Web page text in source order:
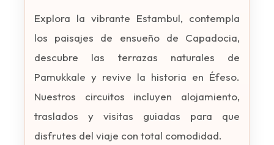
Explora la vibrante Estambul, contempla
los paisajes de ensueño de Capadocia,
descubre las terrazas naturales de
Pamukkale y revive la historia en Éfeso.
Nuestros circuitos incluyen alojamiento,
traslados y visitas guiadas para que
disfrutes del viaje con total comodidad.